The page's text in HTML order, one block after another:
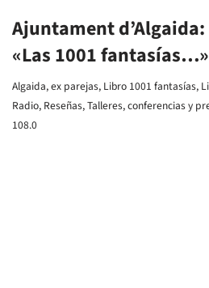
Ajuntament
«Las 1001
Algaida,ex parejas, Libro 1001 fantasías,
Radio, Reseñas,Talleres, conferencias y
108.0